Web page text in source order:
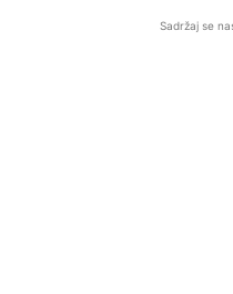
Sadržaj se